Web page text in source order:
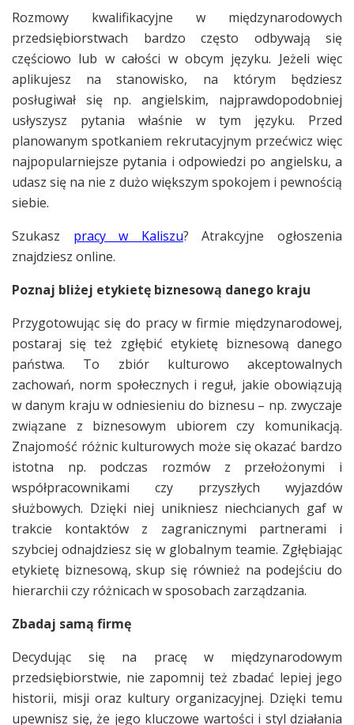
Rozmowy kwalifikacyjne w międzynarodowych
przedsiębiorstwach bardzo często odbywają się
częściowo lub w całości w obcym języku. Jeżeli więc
aplikujesz na stanowisko, na którym będziesz
posługiwał się np. angielskim, najprawdopodobniej
usłyszysz pytania właśnie w tym języku. Przed
planowanym spotkaniem rekrutacyjnym przećwicz więc
najpopularniejsze pytania i odpowiedzi po angielsku, a
udasz się na nie z dużo większym spokojem i pewnością
siebie.
Szukasz pracy w Kaliszu? Atrakcyjne ogłoszenia
znajdziesz online.
Poznaj bliżej etykietę biznesową danego kraju
Przygotowując się do pracy w firmie międzynarodowej,
postaraj się też zgłębić etykietę biznesową danego
państwa. To zbiór kulturowo akceptowalnych
zachowań, norm społecznych i reguł, jakie obowiązują
w danym kraju w odniesieniu do biznesu – np. zwyczaje
związane z biznesowym ubiorem czy komunikacją.
Znajomość różnic kulturowych może się okazać bardzo
istotna np. podczas rozmów z przełożonymi i
współpracownikami czy przyszłych wyjazdów
służbowych. Dzięki niej unikniesz niechcianych gaf w
trakcie kontaktów z zagranicznymi partnerami i
szybciej odnajdziesz się w globalnym teamie. Zgłębiając
etykietę biznesową, skup się również na podejściu do
hierarchii czy różnicach w sposobach zarządzania.
Zbadaj samą firmę
Decydując się na pracę w międzynarodowym
przedsiębiorstwie, nie zapomnij też zbadać lepiej jego
historii, misji oraz kultury organizacyjnej. Dzięki temu
upewnisz się, że jego kluczowe wartości i styl działania